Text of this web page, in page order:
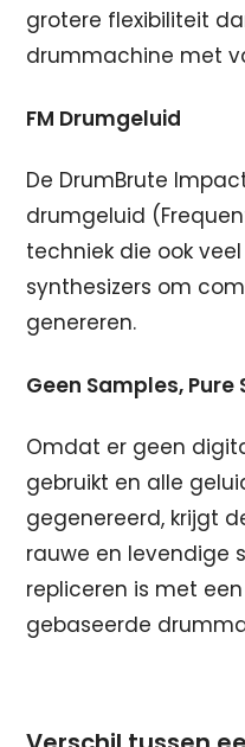
grotere flexibiliteit
drummachine met
FM Drumgeluid
De DrumBrute
drumgeluid
techniek die ook
synthesizers om
genereren.
Geen Samples, Pure
Omdat er geen
gebruikt en alle
gegenereerd, krijgt
rauwe en levendige
repliceren is met
gebaseerde